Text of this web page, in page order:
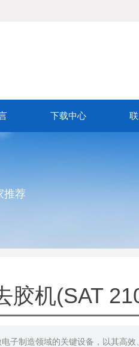
下载中心
推荐
胶机(SAT
子制造领域的关键设备，以其高效